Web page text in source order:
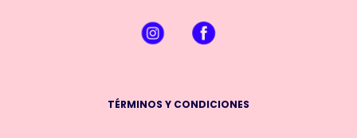
TÉRMINOS Y CONDICIONES